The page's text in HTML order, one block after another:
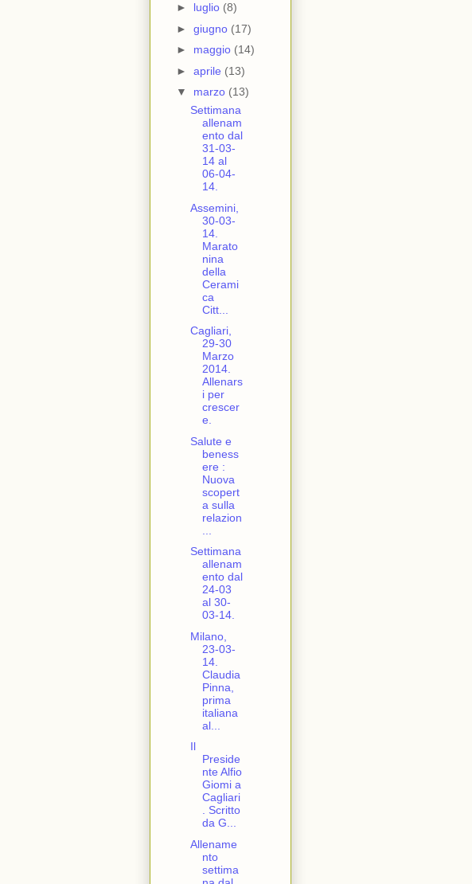
► luglio (8)
► giugno (17)
► maggio (14)
► aprile (13)
▼ marzo (13)
Settimana
allenam
ento dal
31-03-
14 al
06-04-
14.
Assemini,
30-03-
14.
Marato
nina
della
Cerami
ca
Citt...
Cagliari,
29-30
Marzo
2014.
Allenars
i per
crescer
e.
Salute e
beness
ere :
Nuova
scopert
a sulla
relazion
Settimana
allenam
ento dal
24-03
al 30-
03-14.
Milano,
23-03-
14.
Claudia
Pinna,
prima
italiana
al...
Il
Preside
nte Alfio
Giomi a
Cagliari
. Scritto
da G...
Allename
nto
settima